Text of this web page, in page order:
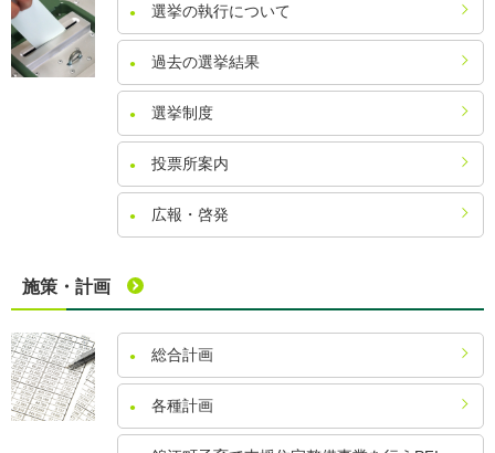
選挙の執行について
過去の選挙結果
選挙制度
投票所案内
広報・啓発
施策・計画
総合計画
各種計画